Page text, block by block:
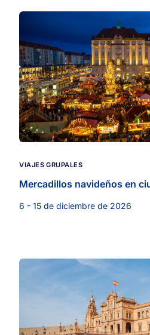
VIAJES GRUPALES
Mercadillos navideños en
6 - 15 de diciembre de 2026